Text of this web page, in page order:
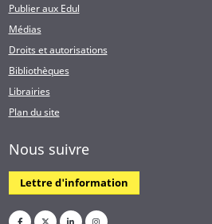
Publier aux Edul
Médias
Droits et autorisations
Bibliothèques
Librairies
Plan du site
Nous suivre
Lettre d'information